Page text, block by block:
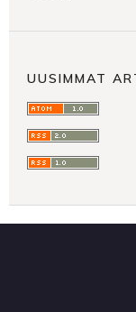
UUSIMMAT